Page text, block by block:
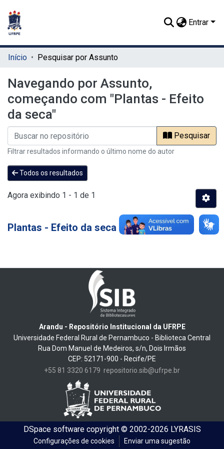
Entrar
Início Pesquisar por Assunto
Navegando por Assunto,
começando com "Plantas - Efeito
da seca"
Pesquisar
Filtrar resultados informando o último nome do autor
Todos os resultados
Agora exibindo 1 - 1 de 1
Plantas - Efeito da seca 4
Arandu - Repositório Institucional da UFRPE
Universidade Federal Rural de Pernambuco - Biblioteca Central
Rua Dom Manuel de Medeiros, s/n, Dois Irmãos
CEP: 52171-900 - Recife/PE
+55 81 3320 6179 repositorio.sib@ufrpe.br
DSpace softwarecopyright © 2002-2026 LYRASIS
Configurações de cookies Enviar uma sugestão